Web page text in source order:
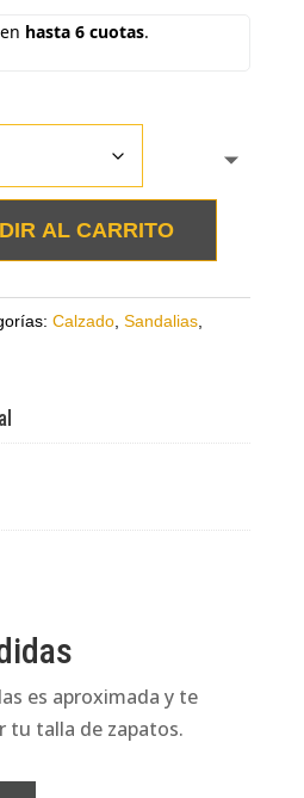
AL CARRITO
Calzado, Sandalias,
es aproximada y te
tu talla de zapatos.